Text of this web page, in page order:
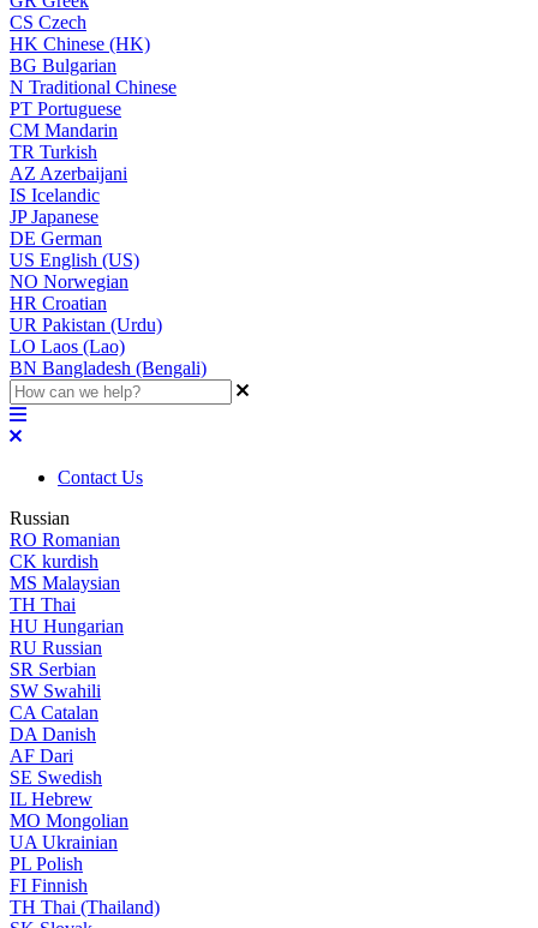
CS Czech
HK Chinese (HK)
BG Bulgarian
N Traditional Chinese
PT Portuguese
CM Mandarin
TR Turkish
AZ Azerbaijani
IS Icelandic
JPJapanese
DE German
US English (US)
NO Norwegian
HR Croatian
UR Pakistan (Urdu)
LO Laos (Lao)
BN Bangladesh (Bengali)
Contact Us
Russian
RO Romanian
CK kurdish
MS Malaysian
TH Thai
HU Hungarian
RU Russian
SR Serbian
SW Swahili
CA Catalan
DA Danish
AF Dari
SE Swedish
IL Hebrew
MO Mongolian
UA Ukrainian
PL Polish
FI Finnish
TH Thai (Thailand)